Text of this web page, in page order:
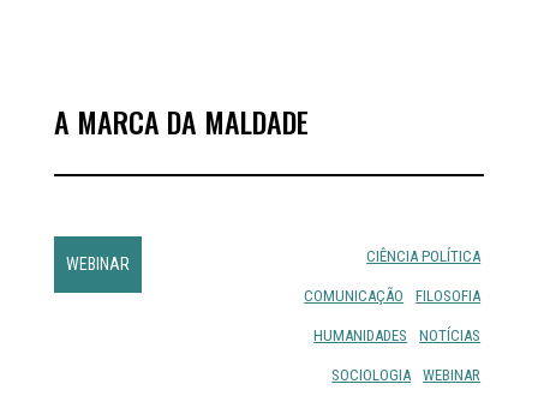
A MARCA DA MALDADE
WEBINAR CIÊNCIA POLÍTICA
COMUNICAÇÃO FILOSOFIA
HUMANIDADES NOTÍCIAS
SOCIOLOGIA WEBINAR